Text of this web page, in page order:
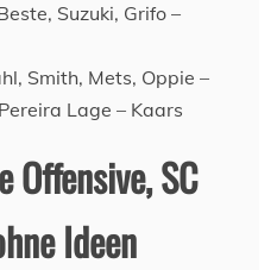
Suzuki, Grifo –
Smith, Mets, Oppie –
Lage – Kaars
Offensive, SC
Ideen